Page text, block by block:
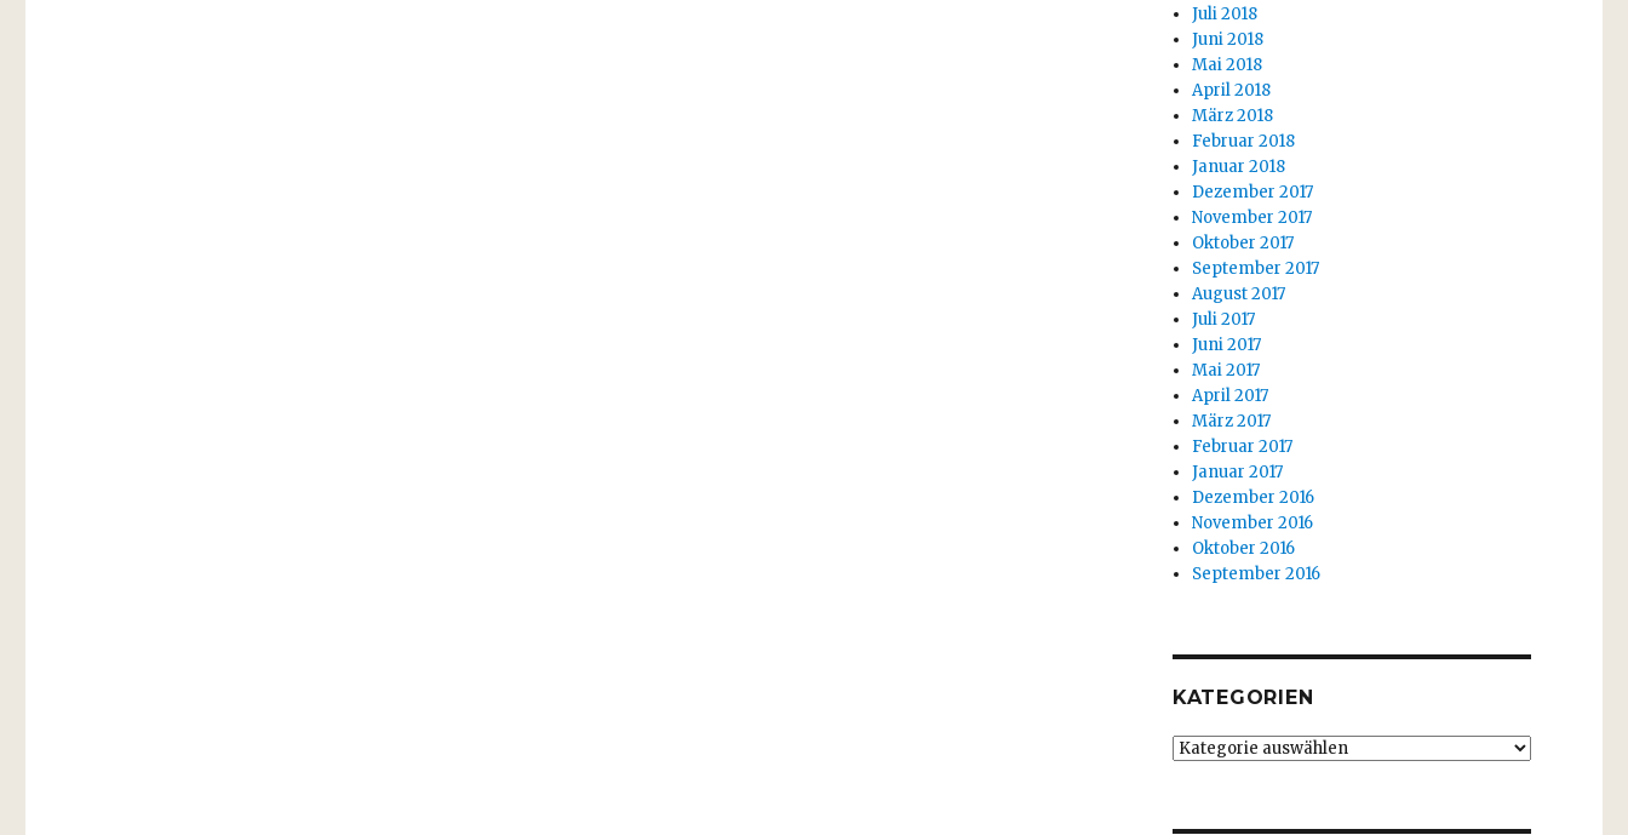
Juli 2018
Juni 2018
Mai 2018
April 2018
März 2018
Februar 2018
Januar 2018
Dezember 2017
November 2017
Oktober 2017
September 2017
August 2017
Juli 2017
Juni 2017
Mai 2017
April 2017
März 2017
Februar 2017
Januar 2017
Dezember 2016
November 2016
Oktober 2016
September 2016
KATEGORIEN
Kategorien